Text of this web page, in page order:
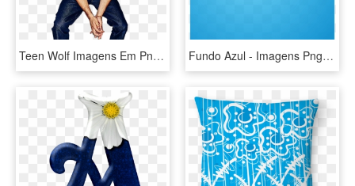
Teen Wolf Imagens Em Png - Png De Tenn Golf, Transparent Png Fundo Azul - Imagens Png Fundo Azul, Transparent Png